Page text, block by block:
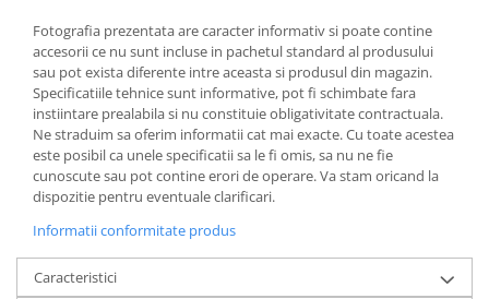
Fotografia prezentata are caracter informativ si poate contine
accesorii ce nu sunt incluse in pachetul standard al produsului
sau pot exista diferente intre aceasta si produsul din magazin.
Specificatiile tehnice sunt informative, pot fi schimbate fara
instiintare prealabila si nu constituie obligativitate contractuala.
Ne straduim sa oferim informatii cat mai exacte. Cu toate acestea
este posibil ca unele specificatii sa le fi omis, sa nu ne fie
cunoscute sau pot contine erori de operare. Va stam oricand la
dispozitie pentru eventuale clarificari.
Informatii conformitate produs
Caracteristici